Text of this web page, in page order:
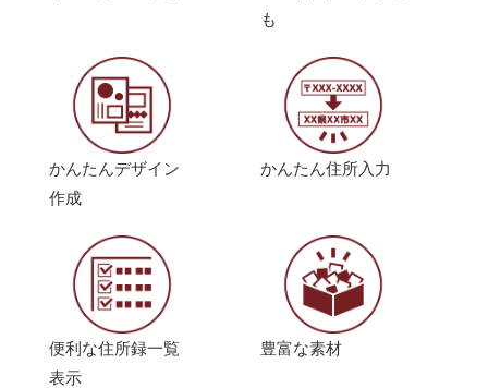
も
かんたんデザイン
作成
かんたん住所入力
便利な住所録一覧
表示
豊富な素材